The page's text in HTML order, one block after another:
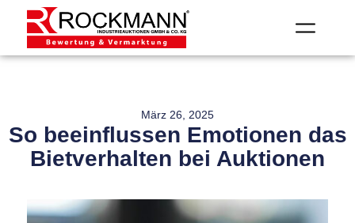
März 26, 2025
So beeinflussen Emotionen das
Bietverhalten bei Auktionen